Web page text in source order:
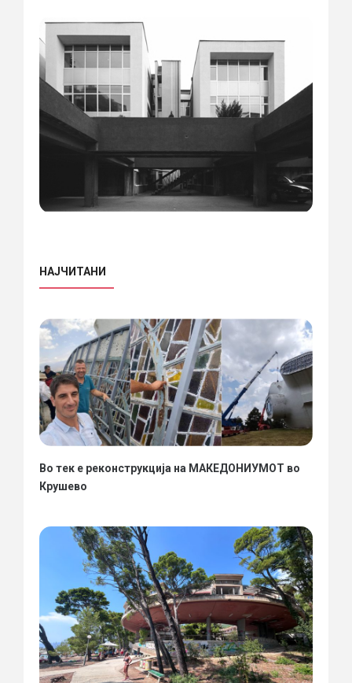
НАЈЧИТАНИ
Во тек е реконструкција на МАКЕДОНИУМОТ во
Крушево